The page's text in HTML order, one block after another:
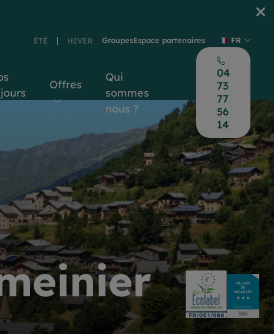
ÉTÉ HIVER GroupesEspace partenaires FR
Offres
Qui
sommes
nous ?
04
73
77
56
14